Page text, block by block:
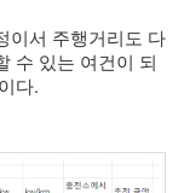
이서 주행거리도 다
수 있는 여건이 되
다.